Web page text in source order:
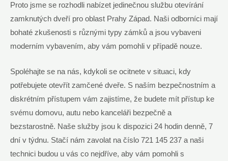
Proto​ jsme se rozhodli ⁢nabízet ⁤jedinečnou službu otevírání
zamknutých⁤ dveří pro oblast Prahy Západ. Naši‌ odborníci mají
bohaté‌ zkušenosti s⁢ různými typy zámků⁢ a jsou vybaveni
moderním vybavením, aby vám pomohli v​ případě nouze.
Spoléhajte se na nás, kdykoli se ocitnete v situaci,⁤ kdy
potřebujete otevřít zamčené dveře. S naším⁣ bezpečnostním a⁢
diskrétním přístupem ‍vám ‍zajistíme, že⁣ budete ‌mít přístup ke‌
svému domovu, autu nebo kanceláři bezpečně a
bezstarostně. Naše ⁤služby jsou k dispozici ‍24 ​hodin⁤ denně, 7
dní v ⁤týdnu. Stačí nám zavolat na číslo 721 145 237 a⁣ naši
technici budou u vás​ co nejdříve, aby vám pomohli s